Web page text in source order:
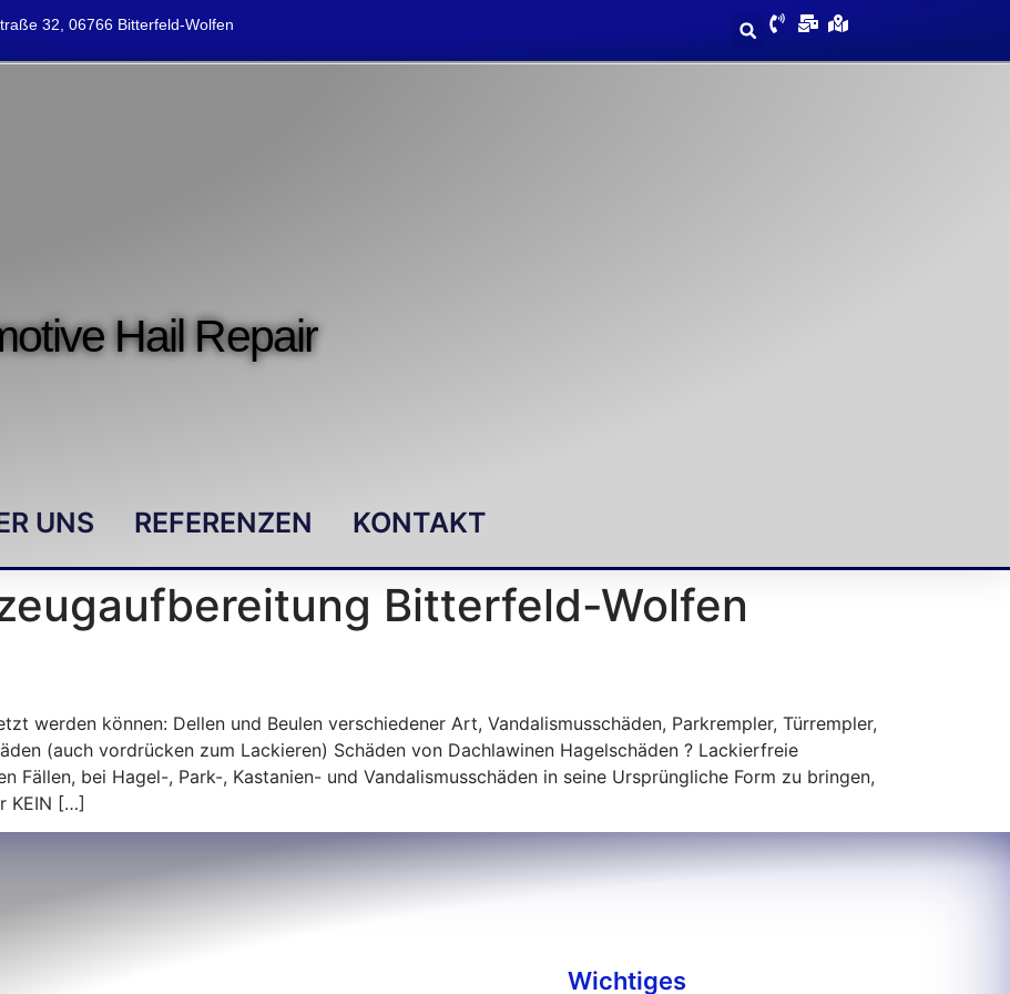
32, 06766 Bitterfeld-Wolfen
Hail Repair
UNS REFERENZEN KONTAKT
Bitterfeld-Wolfen
werden können: Dellen und Beulen verschiedener Art, Vandalismusschäden, Parkrempler, Türrempler,
(auch vordrücken zum Lackieren) Schäden von Dachlawinen Hagelschäden ? Lackierfreie
Fällen, bei Hagel-, Park-, Kastanien- und Vandalismusschäden in seine Ursprüngliche Form zu bringen,
KEIN […]
Wichtiges